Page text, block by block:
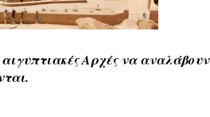
Aρχές να αναλάβουν